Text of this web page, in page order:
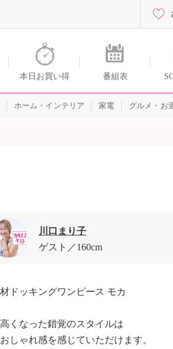
ショップチャンネル
本日お買い得 番組表
ホーム・インテリア 家電 グルメ・お
川口まり子
ゲスト
160cm
ドッキングワンピース モカ
くなった錯覚のスタイルは
しゃれ感を感じていただけます。